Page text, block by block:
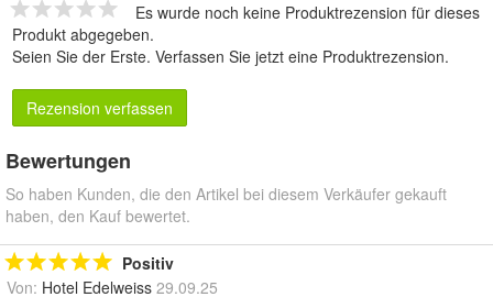
Es wurde noch keine Produktrezension für dieses
Produkt abgegeben.
Seien Sie der Erste. Verfassen Sie jetzt eine Produktrezension.
Rezension verfassen
Bewertungen
So haben Kunden, die den Artikel bei diesem Verkäufer gekauft
haben, den Kauf bewertet.
Positiv
Von: Hotel Edelweiss 29.09.25